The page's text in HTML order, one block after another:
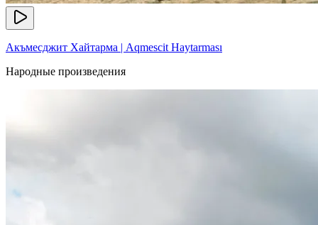
Акъмесджит Хайтарма | Aqmescit Haytarması
Народные произведения